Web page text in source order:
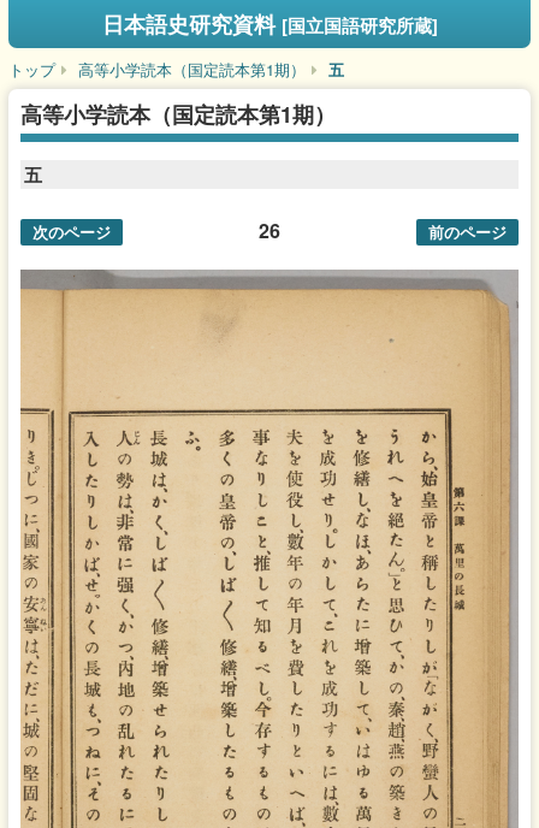
日本語史研究資料 [国立国語研究所蔵]
トップ 高等小学読本（国定読本第1期） 五
高等小学読本（国定読本第1期）
五
26
次のページ 前のページ